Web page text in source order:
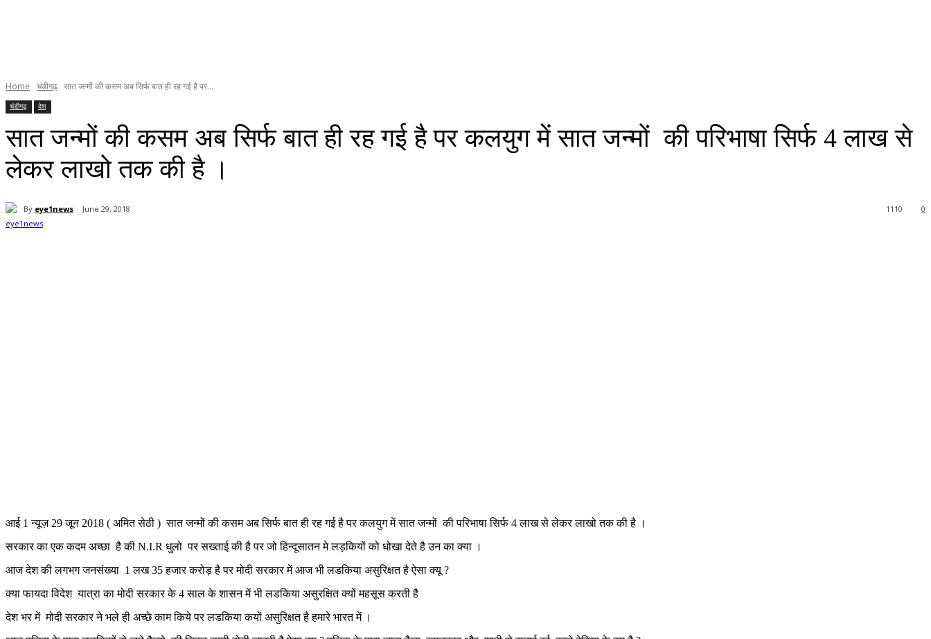
Home चंडीगढ़ सात जन्मों की कसम अब सिर्फ बात ही रह गई है पर...
चंडीगढ़ देश
सात जन्मों की कसम अब सिर्फ बात ही रह गई है पर कलयुग में सात जन्मों की परिभाषा सिर्फ 4 लाख से
लेकर लाखो तक की है ।
By eye1news June 29, 2018 0
1110
आई 1 न्यूज़ 29 जून 2018 ( अमित सेठी ) सात जन्मों की कसम अब सिर्फ बात ही रह गई है पर कलयुग में सात जन्मों की परिभाषा सिर्फ 4 लाख से लेकर लाखो तक की है ।
सरकार का एक कदम अच्छा है की N.I.R धुलो पर सख्ताई की है पर जो हिन्दूसातन मे लड़कियों को धोखा देते है उन का क्या ।
आज देश की लगभग जनसंख्या 1 लख 35 हजार करोड़ है पर मोदी सरकार में आज भी लडकिया असुरिक्षत है ऐसा क्यू ?
क्या फायदा विदेश यात्रा का मोदी सरकार के 4 साल के शासन में भी लडकिया असुरक्षित क्यों महसूस करती है
देश भर में मोदी सरकार ने भले ही अच्छे काम किये पर लडकिया कयों असुरिक्षत है हमारे भारत में ।